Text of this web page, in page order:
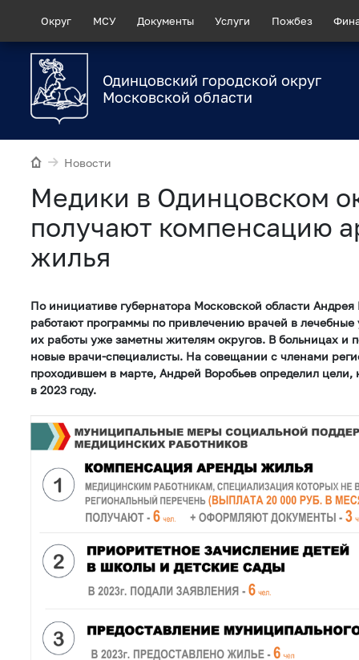
Округ МСУ Документы Услуги Пожбез
Одинцовский городской округ
Московской области
Новости
Медики в Одинцовском
получают компенсацию
жилья
По инициативе губернатора Московской области Андрея
работают программы по привлечению врачей в лечебные
их работы уже заметны жителям округов. В больницах и
новые врачи-специалисты. На совещании с членами
проходившем в марте, Андрей Воробьев определил цели,
в 2023 году.